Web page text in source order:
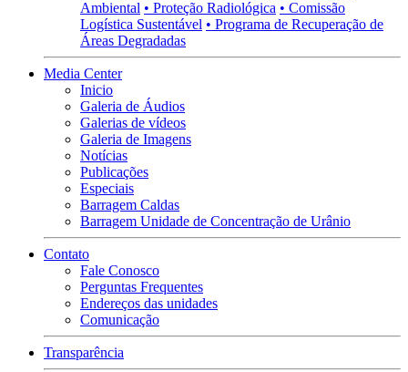
Ambiental • Proteção Radiológica • Comissão
Logística Sustentável • Programa de Recuperação de
Áreas Degradadas
Media Center
Inicio
Galeria de Áudios
Galerias de vídeos
Galeria de Imagens
Notícias
Publicações
Especiais
Barragem Caldas
Barragem Unidade de Concentração de Urânio
Contato
Fale Conosco
Perguntas Frequentes
Endereços das unidades
Comunicação
Transparência